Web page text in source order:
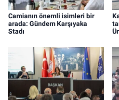
Camianın önemli isimleri bir
arada: Gündem Karşıyaka
Stadı